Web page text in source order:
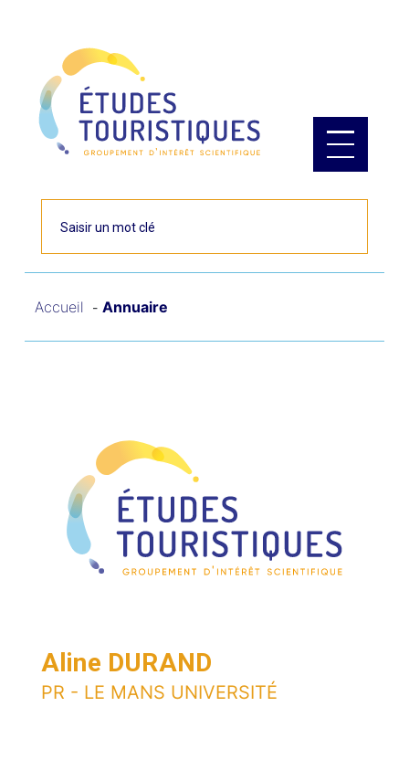
Accueil Annuaire
Aline DURAND
PR - LE MANS UNIVERSITÉ